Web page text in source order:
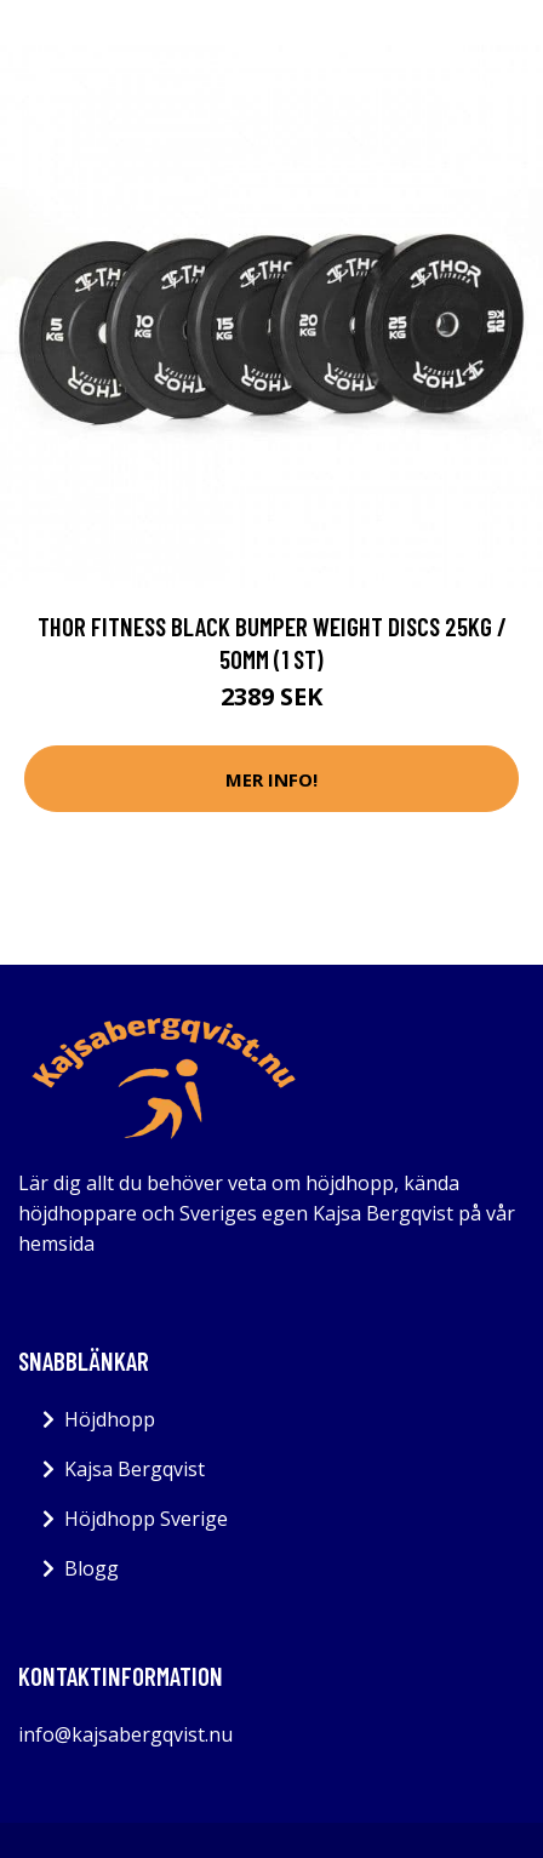
THOR FITNESS BLACK BUMPER WEIGHT DISCS 25KG /
50MM (1 ST)
2389 SEK
MER INFO!
Lär dig allt du behöver veta om höjdhopp, kända
höjdhoppare och Sveriges egen Kajsa Bergqvist på vår
hemsida
SNABBLÄNKAR
Höjdhopp
Kajsa Bergqvist
Höjdhopp Sverige
Blogg
KONTAKTINFORMATION
info@kajsabergqvist.nu